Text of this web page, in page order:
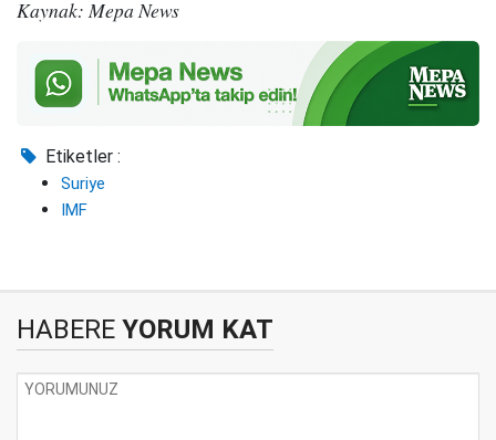
Kaynak: Mepa News
Etiketler :
Suriye
IMF
HABERE YORUM KAT